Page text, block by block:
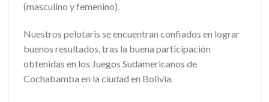
(masculino y femenino).
Nuestros pelotaris se encuentran confiados en lograr
buenos resultados, tras la buena participación
obtenidas en los Juegos Sudamericanos de
Cochabamba en la ciudad en Bolivia.